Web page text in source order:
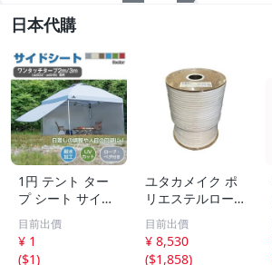
日本代購
1円 テント ター
プ シート サイド
シート 3m用 タ
ープテント ad02
2専用 横幕 シェ
目前出價
¥ 1
($1)
ユタカメイク ポ
リエステルロープ
5mm×100m 金剛
打 ドラム巻 26RS
X-N9 長尺 業務用
目前出價
¥ 8,530
($1,858)